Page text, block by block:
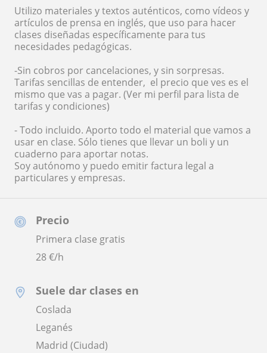
Precio
Primera clase gratis
28€/h
Suele dar clases en
Coslada
Leganés
Madrid (Ciudad)
Utilizo materiales y textos auténticos, como vídeos y
artículos de prensa en inglés, que uso para hacer
clases diseñadas específicamente para tus
necesidades pedagógicas.
-Sin cobros por cancelaciones, y sin sorpresas.
Tarifas sencillas de entender, el precio que ves es el
mismo que vas a pagar. (Ver mi perfil para lista de
tarifas y condiciones)
- Todo incluido. Aporto todo el material que vamos a
usar en clase. Sólo tienes que llevar un boli y un
cuaderno para aportar notas.
Soy autónomo y puedo emitir factura legal a
particulares y empresas.